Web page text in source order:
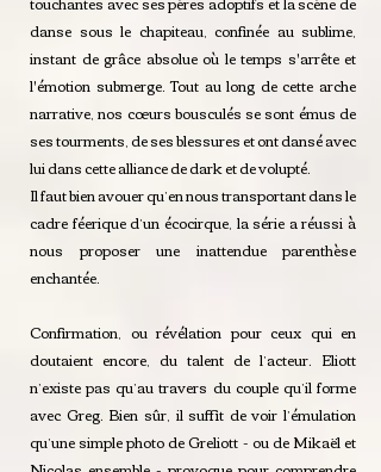
danse sous le chapiteau, confinée au sublime,
instant de grâce absolue où le temps s'arrête et
l'émotion submerge. Tout au long de cette arche
narrative, nos cœurs bousculés se sont émus de
ses tourments, de ses blessures et ont dansé avec
lui dans cette alliance de dark et de volupté.
Il faut bien avouer qu’en nous transportant dans le
cadre féerique d’un écocirque, la série a réussi à
nous proposer une inattendue parenthèse
enchantée.
Confirmation, ou révélation pour ceux qui en
doutaient encore, du talent de l’acteur. Eliott
n’existe pas qu’au travers du couple qu’il forme
avec Greg. Bien sûr, il suffit de voir l’émulation
qu’une simple photo de Greliott - ou de Mikaël et